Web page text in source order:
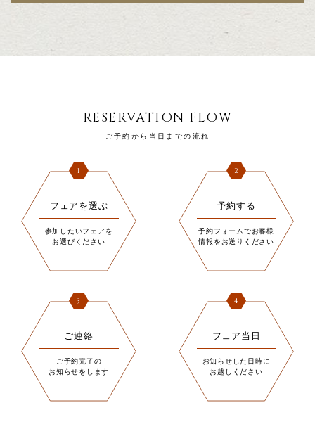
RESERVATION FLOW
ご予約から当日までの流れ
1
フェアを選ぶ
参加したいフェアを
お選びください
2
予約する
予約フォームでお客様
情報をお送りください
3
ご連絡
ご予約完了の
お知らせをします
4
フェア当日
お知らせした日時に
お越しください